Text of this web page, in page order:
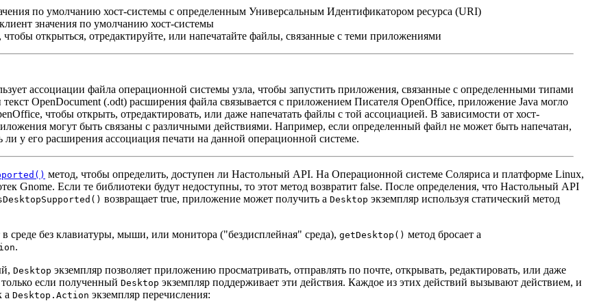
по умолчанию хост-системы с определенным Универсальным Идентификатором ресурса (URI)
значения по умолчанию хост-системы
открыться, отредактируйте, или напечатайте файлы, связанные с теми приложениями
ассоциации файла операционной системы узла, чтобы запустить приложения, связанные с определенными типами
OpenDocument (.odt) расширения файла связывается с приложением Писателя OpenOffice, приложение Java могло
чтобы открыть, отредактировать, или даже напечатать файлы с той ассоциацией. В зависимости от хост-
могут быть связаны с различными действиями. Например, если определенный файл не может быть напечатан,
ли у его расширения ассоциация печати на данной операционной системе.
метод, чтобы определить, доступен ли Настольный API. На Операционной системе Соляриса и платформе Linux,
Gnome. Если те библиотеки будут недоступны, то этот метод возвратит false. После определения, что Настольный API
возвращает true, приложение может получить a Desktop экземпляр используя статический метод
среде без клавиатуры, мыши, или монитора ("бездисплейная" среда), getDesktop() метод бросает a
.
Desktop экземпляр позволяет приложению просматривать, отправлять по почте, открывать, редактировать, или даже
если полученный Desktop экземпляр поддерживает эти действия. Каждое из этих действий вызывают действием, и
a Desktop.Action экземпляр перечисления: